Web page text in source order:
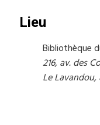
Lieu
Bibliothèque
216, av. des
Le Lavandou,